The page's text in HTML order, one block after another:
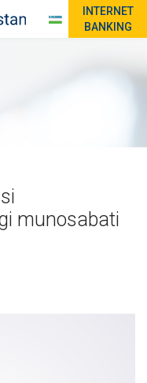
INTERNET
BANKING
munosabati